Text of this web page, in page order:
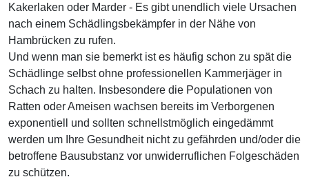
Kakerlaken oder Marder - Es gibt unendlich viele Ursachen
nach einem Schädlingsbekämpfer in der Nähe von
Hambrücken zu rufen.
Und wenn man sie bemerkt ist es häufig schon zu spät die
Schädlinge selbst ohne professionellen Kammerjäger in
Schach zu halten. Insbesondere die Populationen von
Ratten oder Ameisen wachsen bereits im Verborgenen
exponentiell und sollten schnellstmöglich eingedämmt
werden um Ihre Gesundheit nicht zu gefährden und/oder die
betroffene Bausubstanz vor unwiderruflichen Folgeschäden
zu schützen.